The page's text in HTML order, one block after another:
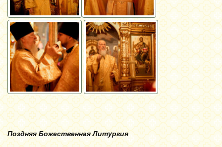
Поздняя Божественная Литургия